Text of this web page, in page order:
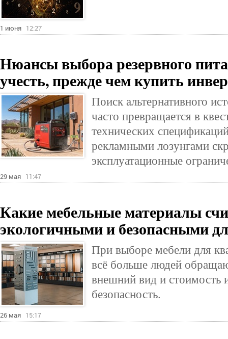
1 июня 12:27
Нюансы выбора резервного
учесть, прежде чем купить
Поиск альтернативного
часто превращается в
технических
рекламными лозунгами
эксплуатационные
29 мая 11:47
Какие мебельные материалы
экологичными и безопасными
При выборе мебели для
всё больше людей
внешний вид и стоимость
безопасность.
26 мая 15:17